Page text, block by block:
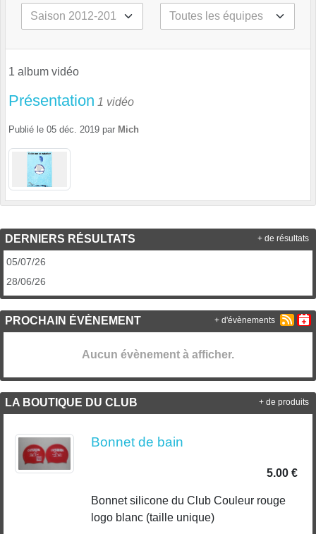
1 album vidéo
Présentation 1 vidéo
Publié le 05 déc. 2019 par Mich
DERNIERS RÉSULTATS
05/07/26
28/06/26
+ de résultats
PROCHAIN ÉVÈNEMENT
Aucun évènement à afficher.
+ d'évènements
LA BOUTIQUE DU CLUB
Bonnet de bain
5.00 €
Bonnet silicone du Club Couleur rouge
logo blanc (taille unique)
+ de produits